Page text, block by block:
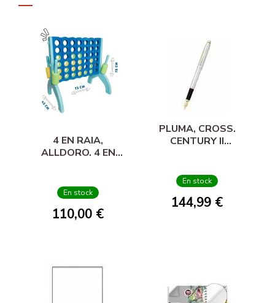
4 EN RAIA,
ALLDORO. 4 EN
En stock
110,00 €
PLUMA, CROSS.
CENTURY II
En stock
144,99 €